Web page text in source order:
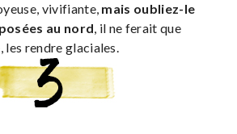
vivifiante, mais oubliez-le
au nord, il ne ferait que
les rendre glaciales.